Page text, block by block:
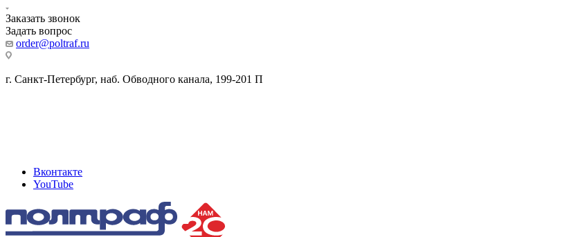
Заказать звонок
Задать вопрос
order@poltraf.ru
г. Санкт-Петербург, наб. Обводного канала, 199-201 П
Вконтакте
YouTube